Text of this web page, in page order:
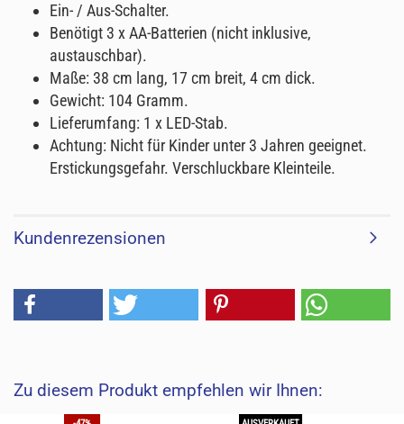
Ein- / Aus-Schalter.
Benötigt 3 x AA-Batterien (nicht inklusive,
austauschbar).
Maße: 38 cm lang, 17 cm breit, 4 cm dick.
Gewicht: 104 Gramm.
Lieferumfang: 1 x LED-Stab.
Achtung: Nicht für Kinder unter 3 Jahren geeignet.
Erstickungsgefahr. Verschluckbare Kleinteile.
Kundenrezensionen
Zu diesem Produkt empfehlen wir Ihnen: